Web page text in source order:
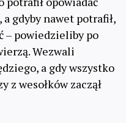
gdyby nawet potrafił,
– powiedzieliby po
Wezwali
a gdy wszystko
z wesołków zaczął